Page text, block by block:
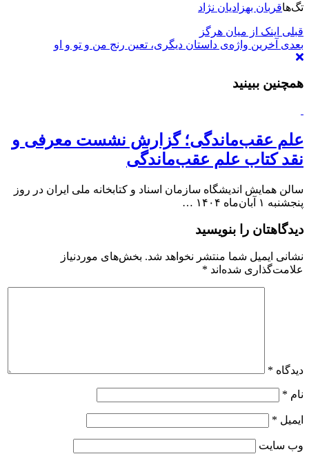
تگ‌هاقربان بهزادیان نژاد
قبلی اینک از میان هرگز
بعدی آخرین واژه‌ی داستان دیگری، تعین رنج من و تو و او
همچنین ببینید
علم عقب‌ماندگی؛ گزارش نشست معرفی و
نقد کتاب علم عقب‌ماندگی
سالن همایش اندیشگاه سازمان اسناد و کتابخانه ملی ایران در روز
پنجشنبه ۱ آبان‌ماه ۱۴۰۴ …
دیدگاهتان را بنویسید
نشانی ایمیل شما منتشر نخواهد شد. بخش‌های موردنیاز
علامت‌گذاری شده‌اند *
دیدگاه *
نام *
ایمیل *
وب‌ سایت